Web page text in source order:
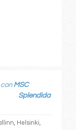
MSC
Splendida
Helsinki,